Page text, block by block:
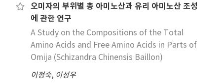
seeds. The content of lipids in endocarps was
2.4 times as much as that in seeds, and major
composition of lipids was neutral lipid. In the
contents of nonvolatile organic acids, the
content of citric acid that content was 61 to
68% depend on each part of sample was
highest among other components, and that
오미자의 부위별 총 아미노산과 유리 아미노산 조성
에 관한 연구
A Study on the Compositions of the Total
Amino Acids and Free Amino Acids in Parts of
Omija (Schizandra Chinensis Baillon)
이정숙, 이성우